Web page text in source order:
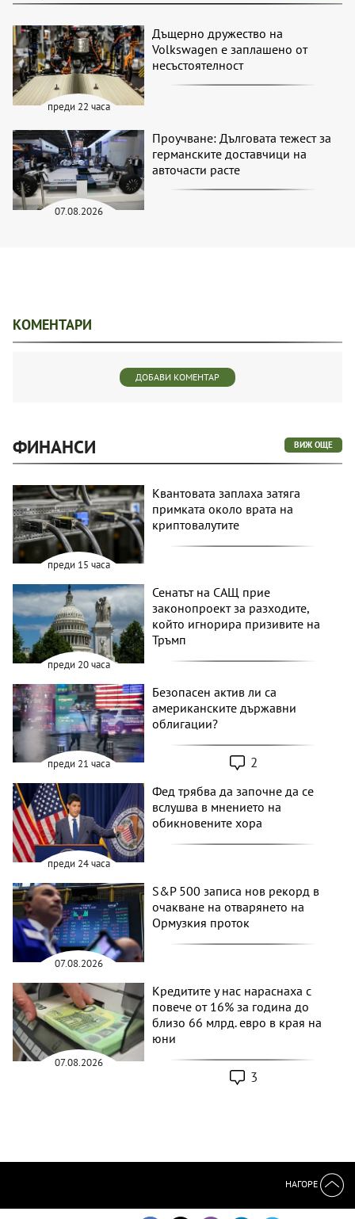
преди 22 часа
Дъщерно дружество на
Volkswagen е заплашено от
несъстоятелност
07.08.2026
Проучване: Дълговата тежест за
германските доставчици на
авточасти расте
КОМЕНТАРИ
ДОБАВИ КОМЕНТАР
ФИНАНСИ ВИЖ ОЩЕ
преди 15 часа
Квантовата заплаха затяга
примката около врата на
криптовалутите
преди 20 часа
Сенатът на САЩ прие
законопроект за разходите,
който игнорира призивите на
Тръмп
преди 21 часа
Безопасен актив ли са
американските държавни
облигации?
2
преди 24 часа
Фед трябва да започне да се
вслушва в мнението на
обикновените хора
07.08.2026
S&P 500 записа нов рекорд в
очакване на отварянето на
Ормузкия проток
07.08.2026
Кредитите у нас нараснаха с
повече от 16% за година до
близо 66 млрд. евро в края на
юни
3
НАГОРЕ